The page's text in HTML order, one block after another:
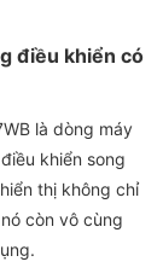
điều khiển có
là dòng máy
khiển song
thị không chỉ
còn vô cùng